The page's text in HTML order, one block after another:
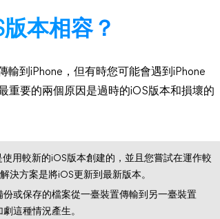
本相容？
輸到iPhone，但有時您可能會遇到iPhone
重要的兩個原因是過時的iOS版本和損壞的
用較新的iOS版本創建的，並且您嘗試在運作較
決方案是將iOS更新到最新版本。
或保存的檔案從一臺裝置傳輸到另一臺裝置
這種情況產生。